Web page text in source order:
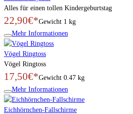
Alles für einen tollen Kindergeburtstag
22,90€*Gewicht 1 kg
Mehr Informationen
Vögel Ringtoss
Vögel Ringtoss
17,50€*Gewicht 0.47 kg
Mehr Informationen
Eichhörnchen-Fallschirme